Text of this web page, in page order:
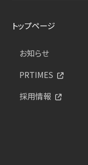
トップページ
お知らせ
PRTIMES
採用情報